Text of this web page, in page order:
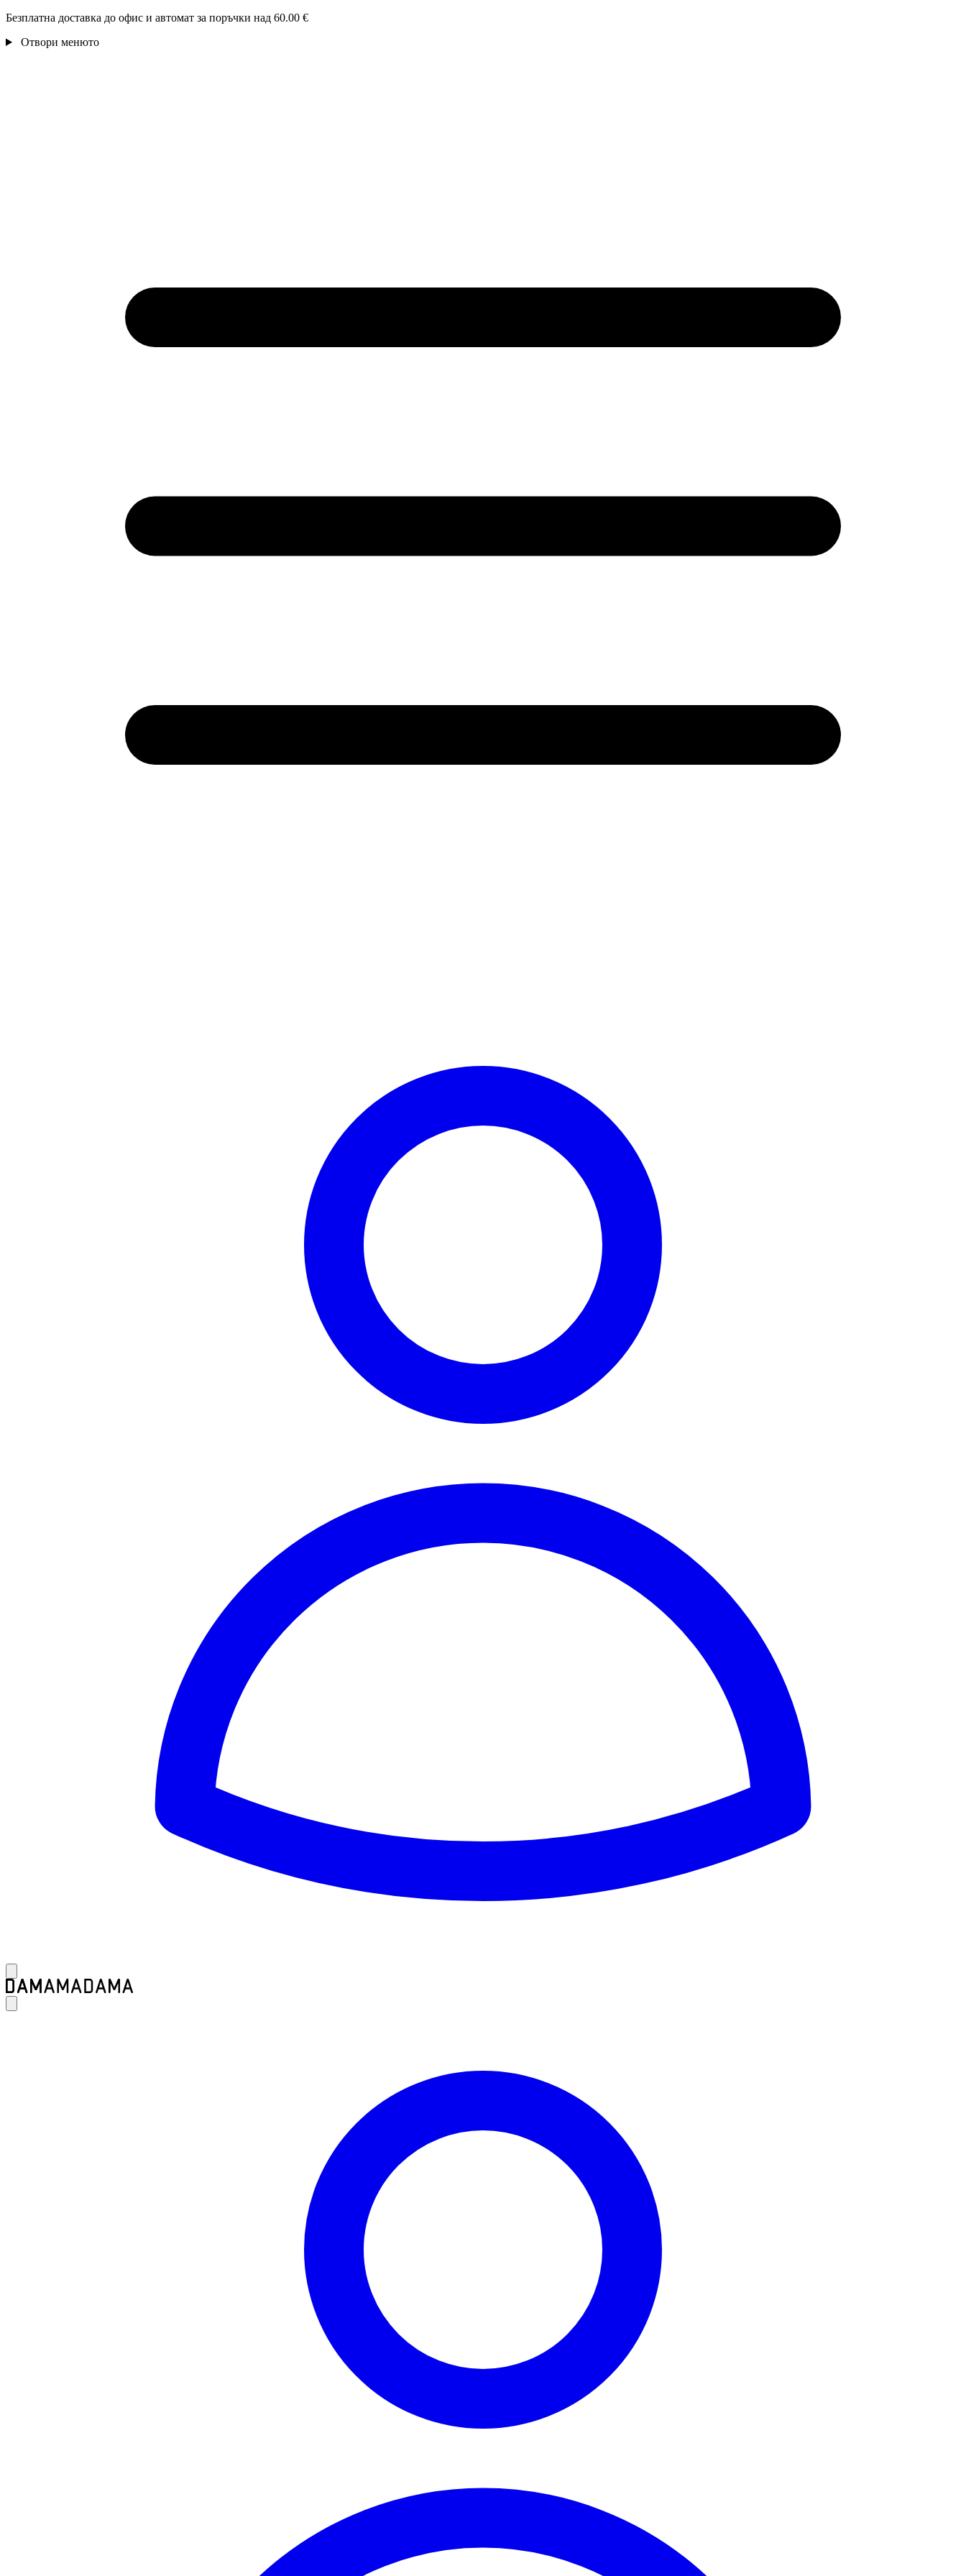
Безплатна доставка до офис и автомат за поръчки над 60.00 €
Отвори менюто